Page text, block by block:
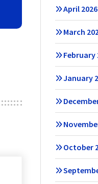
April 2026
March
February
January
October